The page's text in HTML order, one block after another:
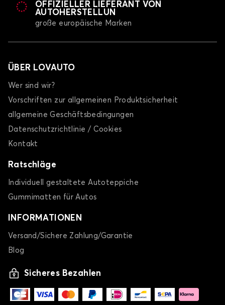
OFFIZIELLER LIEFERANT VON
AUTOHERSTELLUN
große europäische Marken
ÜBER LOVAUTO
Wer sind wir?
Vorschriften zur allgemeinen Produktsicherheit
allgemeine Geschäftsbedingungen
Datenschutzrichtlinie / Cookies
Kontakt
Ratschläge
Individuell gestaltete Autoteppiche
Gummimatten für Autos
INFORMATIONEN
Versand/Sichere Zahlung/Garantie
Blog
Sicheres Bezahlen